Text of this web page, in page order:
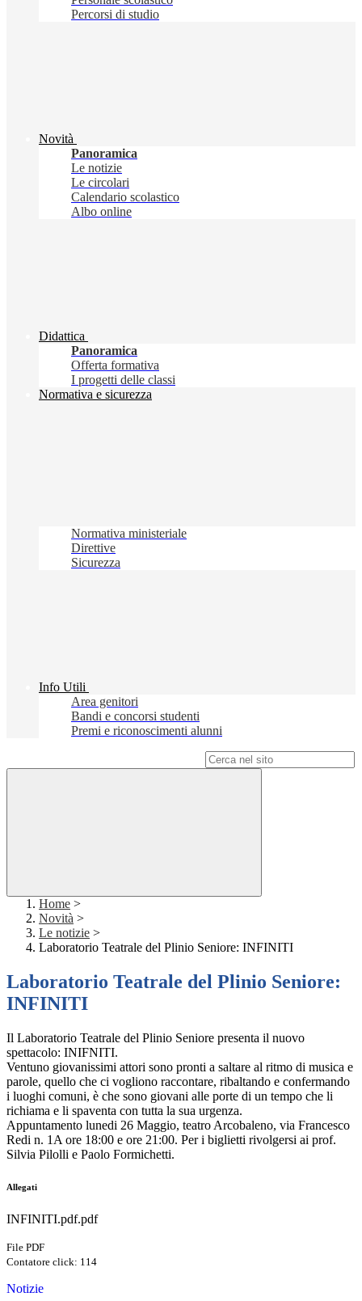
Percorsi di studio
Novità
Panoramica
Le notizie
Le circolari
Calendario scolastico
Albo online
Didattica
Panoramica
Offerta formativa
I progetti delle classi
Normativa e sicurezza
Normativa ministeriale
Direttive
Sicurezza
Info Utili
Area genitori
Bandi e concorsi studenti
Premi e riconoscimenti alunni
Home >
Novità >
Le notizie >
Laboratorio Teatrale del Plinio Seniore: INFINITI
Laboratorio Teatrale del Plinio Seniore:
INFINITI
Il Laboratorio Teatrale del Plinio Seniore presenta il nuovo
spettacolo: INIFNITI.
Ventuno giovanissimi attori sono pronti a saltare al ritmo di musica e
parole, quello che ci vogliono raccontare, ribaltando e confermando
i luoghi comuni, è che sono giovani alle porte di un tempo che li
richiama e li spaventa con tutta la sua urgenza.
Appuntamento lunedi 26 Maggio, teatro Arcobaleno, via Francesco
Redi n. 1A ore 18:00 e ore 21:00. Per i biglietti rivolgersi ai prof.
Silvia Pilolli e Paolo Formichetti.
Allegati
INFINITI.pdf.pdf
File PDF
Contatore click: 114
Notizie